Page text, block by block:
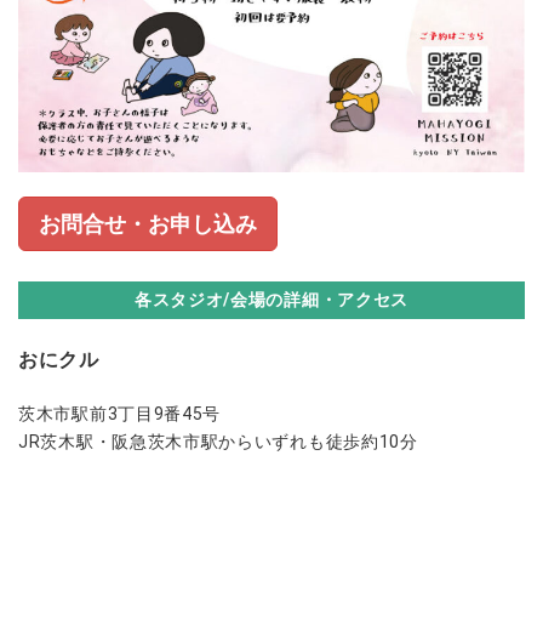
お問合せ・お申し込み
各スタジオ/会場の詳細・アクセス
おにクル
茨木市駅前3丁目9番45号
JR茨木駅・阪急茨木市駅からいずれも徒歩約10分